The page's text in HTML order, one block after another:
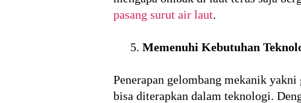
pasang surut air laut.
Memenuhi Kebutuhan
Penerapan gelombang mekanik
bisa diterapkan dalam teknologi.